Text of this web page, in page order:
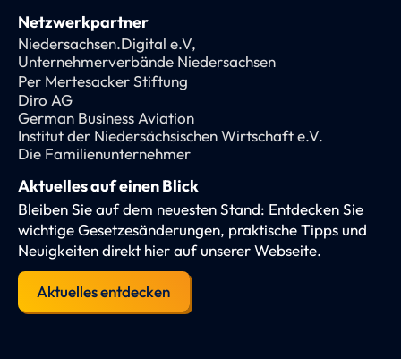
Netzwerkpartner
Niedersachsen.Digital e.V,
Unternehmerverbände Niedersachsen
Per Mertesacker Stiftung
Diro AG
German Business Aviation
Institut der Niedersächsischen Wirtschaft e.V.
Die Familienunternehmer
Aktuelles auf einen Blick
Bleiben Sie auf dem neuesten Stand: Entdecken Sie
wichtige Gesetzesänderungen, praktische Tipps und
Neuigkeiten direkt hier auf unserer Webseite.
Aktuelles entdecken